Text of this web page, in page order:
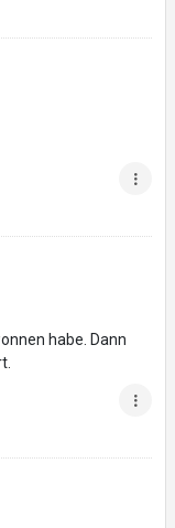
habe. Dann